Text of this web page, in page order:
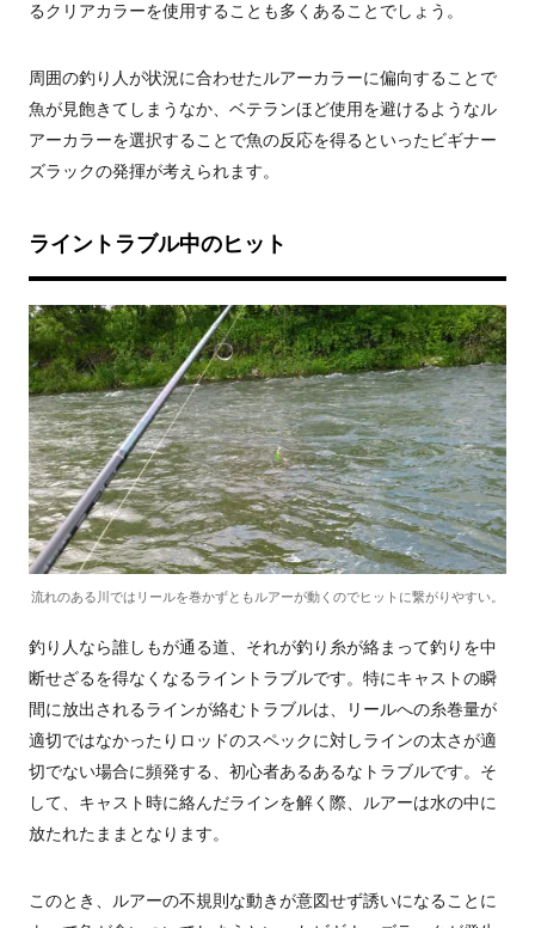
るクリアカラーを使用することも多くあることでしょう。
周囲の釣り人が状況に合わせたルアーカラーに偏向することで
魚が見飽きてしまうなか、ベテランほど使用を避けるようなル
アーカラーを選択することで魚の反応を得るといったビギナー
ズラックの発揮が考えられます。
ライントラブル中のヒット
流れのある川ではリールを巻かずともルアーが動くのでヒットに繋がりやすい。
釣り人なら誰しもが通る道、それが釣り糸が絡まって釣りを中
断せざるを得なくなるライントラブルです。特にキャストの瞬
間に放出されるラインが絡むトラブルは、リールへの糸巻量が
適切ではなかったりロッドのスペックに対しラインの太さが適
切でない場合に頻発する、初心者あるあるなトラブルです。そ
して、キャスト時に絡んだラインを解く際、ルアーは水の中に
放たれたままとなります。
このとき、ルアーの不規則な動きが意図せず誘いになることに